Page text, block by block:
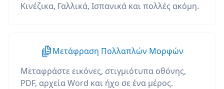
Κινέζικα, Γαλλικά, Ισπανικά και πολλές ακόμη.
Μετάφραση Πολλαπλών Μορφών
Μεταφράστε εικόνες, στιγμιότυπα οθόνης,
PDF, αρχεία Word και ήχο σε ένα μέρος.